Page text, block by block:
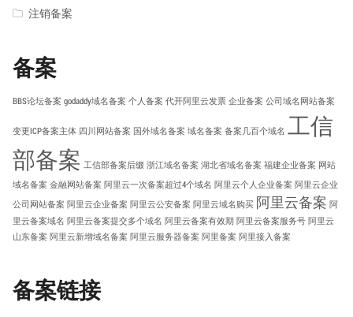
注销备案
备案
BBS论坛备案 godaddy域名备案 个人备案 代开阿里云发票 企业备案 公司域名网站备案
变更ICP备案主体 四川网站备案 国外域名备案 域名备案 备案几百个域名 工信
部备案 工信部备案后缀 浙江域名备案 湖北省域名备案 福建企业备案 网站
域名备案 金融网站备案 阿里云一次备案超过4个域名 阿里云个人企业备案 阿里云企业
公司网站备案 阿里云企业备案 阿里云公安备案 阿里云域名购买 阿里云备案 阿
里云备案域名 阿里云备案提交多个域名 阿里云备案有效期 阿里云备案服务号 阿里云
山东备案 阿里云新增域名备案 阿里云服务器备案 阿里备案 阿里接入备案
备案链接